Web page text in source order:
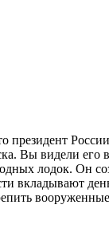
России
Вы видели
лодок. Он
вкладывают